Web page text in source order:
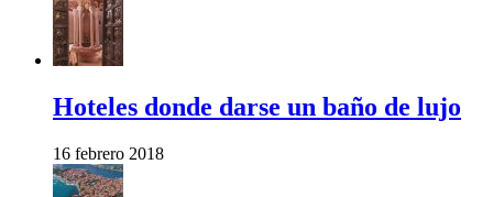
Hoteles donde darse un baño de lujo
16 febrero 2018